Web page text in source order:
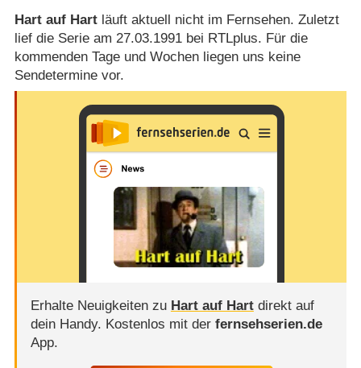
Hart auf Hartläuft aktuell nicht im Fernsehen. Zuletzt
lief die Serie am 27.03.1991 bei RTLplus. Für die
kommenden Tage und Wochen liegen uns keine
Sendetermine vor.
Erhalte Neuigkeiten zu Hart auf Hartdirekt auf
dein Handy. Kostenlos mit der fernsehserien.de
App.